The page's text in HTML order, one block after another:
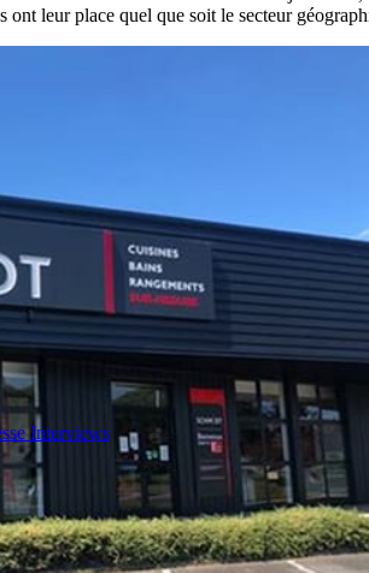
Interviews
leur place quel que soit le secteur